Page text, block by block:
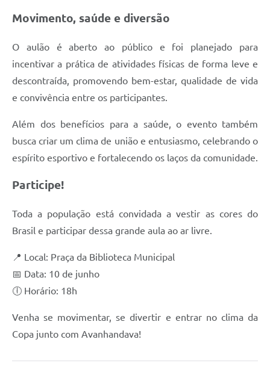
Movimento, saúde e diversão
O aulão é aberto ao público e foi planejado para
incentivar a prática de atividades físicas de forma leve e
descontraída, promovendo bem-estar, qualidade de vida
e convivência entre os participantes.
Além dos benefícios para a saúde, o evento também
busca criar um clima de união e entusiasmo, celebrando o
espírito esportivo e fortalecendo os laços da comunidade.
Participe!
Toda a população está convidada a vestir as cores do
Brasil e participar dessa grande aula ao ar livre.
📍 Local: Praça da Biblioteca Municipal
📅 Data: 10 de junho
🕕 Horário: 18h
Venha se movimentar, se divertir e entrar no clima da
Copa junto com Avanhandava!